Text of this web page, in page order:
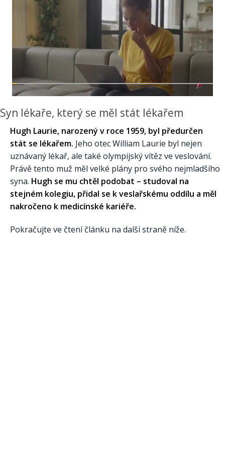
Syn lékaře, který se měl stát lékařem
Hugh Laurie, narozený v roce 1959, byl předurčen
stát se lékařem. Jeho otec William Laurie byl nejen
uznávaný lékař, ale také olympijský vítěz ve veslování.
Právě tento muž měl velké plány pro svého nejmladšího
syna. Hugh se mu chtěl podobat – studoval na
stejném kolegiu, přidal se k veslařskému oddílu a měl
nakročeno k medicínské kariéře.
Pokračujte ve čtení článku na další straně níže.